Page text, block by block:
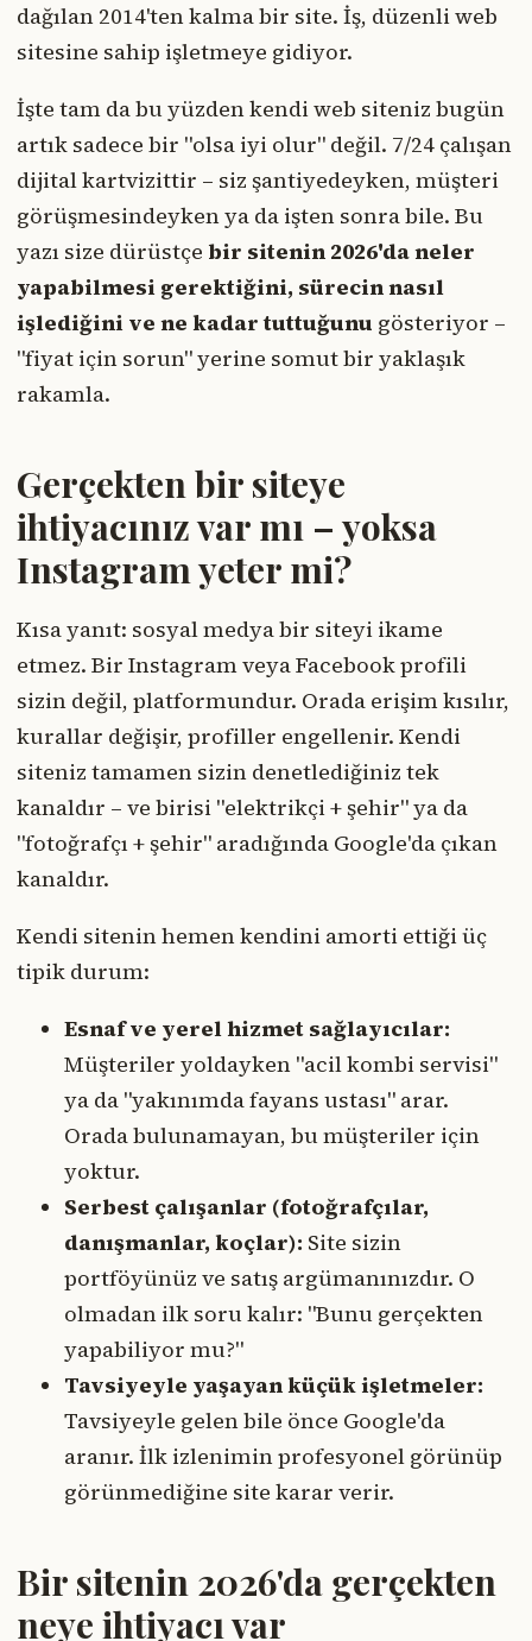
dağılan 2014'ten kalma bir site. İş, düzenli web
sitesine sahip işletmeye gidiyor.
İşte tam da bu yüzden kendi web siteniz bugün
artık sadece bir "olsa iyi olur" değil. 7/24 çalışan
dijital kartvizittir – siz şantiyedeyken, müşteri
görüşmesindeyken ya da işten sonra bile. Bu
yazı size dürüstçe bir sitenin 2026'da neler
yapabilmesi gerektiğini, sürecin nasıl
işlediğini ve ne kadar tuttuğunu gösteriyor –
"fiyat için sorun" yerine somut bir yaklaşık
rakamla.
Gerçekten bir siteye
ihtiyacınız var mı – yoksa
Instagram yeter mi?
Kısa yanıt: sosyal medya bir siteyi ikame
etmez. Bir Instagram veya Facebook profili
sizin değil, platformundur. Orada erişim kısılır,
kurallar değişir, profiller engellenir. Kendi
siteniz tamamen sizin denetlediğiniz tek
kanaldır – ve birisi "elektrikçi + şehir" ya da
"fotoğrafçı + şehir" aradığında Google'da çıkan
kanaldır.
Kendi sitenin hemen kendini amorti ettiği üç
tipik durum:
Esnaf ve yerel hizmet sağlayıcılar:
Müşteriler yoldayken "acil kombi servisi"
ya da "yakınımda fayans ustası" arar.
Orada bulunamayan, bu müşteriler için
yoktur.
Serbest çalışanlar (fotoğrafçılar,
danışmanlar, koçlar): Site sizin
portföyünüz ve satış argümanınızdır. O
olmadan ilk soru kalır: "Bunu gerçekten
yapabiliyor mu?"
Tavsiyeyle yaşayan küçük işletmeler:
Tavsiyeyle gelen bile önce Google'da
aranır. İlk izlenimin profesyonel görünüp
görünmediğine site karar verir.
Bir sitenin 2026'da gerçekten
neye ihtiyacı var